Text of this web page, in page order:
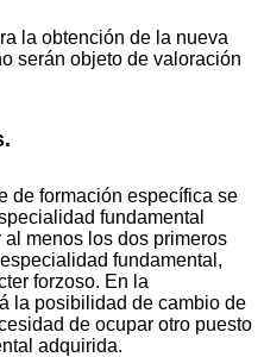
la obtención de la nueva
serán objeto de valoración
de formación específica se
fundamental
menos los dos primeros
fundamental,
forzoso. En la
la posibilidad de cambio de
de ocupar otro puesto
adquirida.